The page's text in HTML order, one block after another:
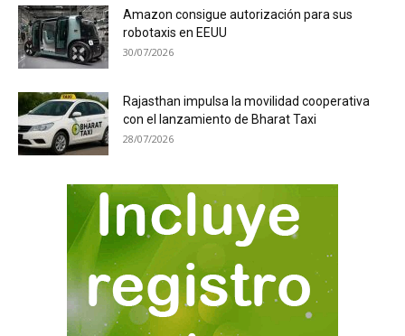
Amazon consigue autorización para sus
robotaxis en EEUU
30/07/2026
Rajasthan impulsa la movilidad cooperativa
con el lanzamiento de Bharat Taxi
28/07/2026